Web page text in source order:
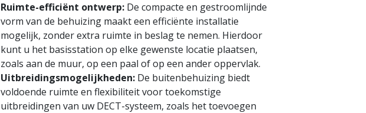
Ruimte-efficiënt ontwerp: De compacte en gestroomlijnde
vorm van de behuizing maakt een efficiënte installatie
mogelijk, zonder extra ruimte in beslag te nemen. Hierdoor
kunt u het basisstation op elke gewenste locatie plaatsen,
zoals aan de muur, op een paal of op een ander oppervlak.
Uitbreidingsmogelijkheden: De buitenbehuizing biedt
voldoende ruimte en flexibiliteit voor toekomstige
uitbreidingen van uw DECT-systeem, zoals het toevoegen